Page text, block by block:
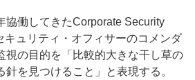
働してきたCorporate Security
キュリティ・オフィサーのコメンダ
視の目的を「比較的大きな干し草の
を見つけること」と表現する。